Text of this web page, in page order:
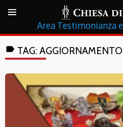
Testimonianza
label TAG: AGGIORNAMENTO